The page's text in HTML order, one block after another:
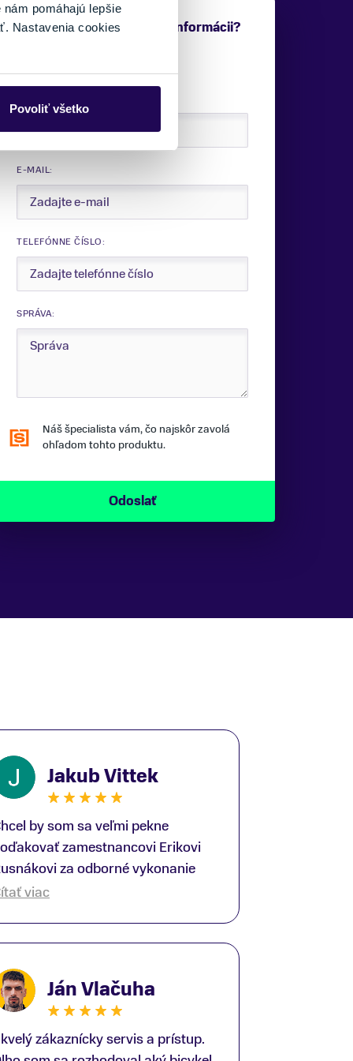
pomáhajú lepšie
Nastavenia cookies
Povoliť všetko
Potrebujete viac informácii?
E-MAIL:
TELEFÓNNE ČÍSLO:
SPRÁVA:
Náš špecialista vám, čo najskôr zavolá
ohľadom tohto produktu.
Jakub Vittek
by som sa veľmi pekne
zamestnancovi Erikovi
za odborné vykonanie
fittingu. Je to super človek na
odpovedal bez zaváhania.
raz ďakujem.
viac
Ján Vlačuha
zákaznícky servis a prístup.